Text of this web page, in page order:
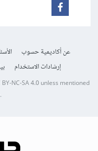
عن أكاديمية حسوب
إرشادات الاستخدام
BY-NC-SA 4.0unless mentioned